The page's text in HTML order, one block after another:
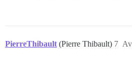
PierreThibault (Pierre Thibault) 7